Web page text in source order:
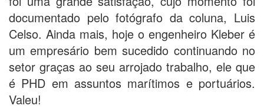
documentado pelo fotógrafo da coluna, Luis
Celso. Ainda mais, hoje o engenheiro Kleber é
um empresário bem sucedido continuando no
setor graças ao seu arrojado trabalho, ele que
é PHD em assuntos marítimos e portuários.
Valeu!